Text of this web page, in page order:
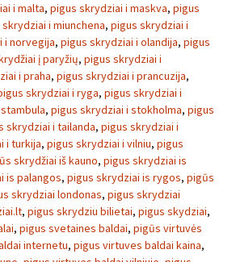
i malta, pigus skrydziai i maskva, pigus
i miunchena, pigus skrydziai i
i norvegija, pigus skrydziai i olandija, pigus
į paryžių, pigus skrydziai i
i praha, pigus skrydziai i prancuzija,
skrydziai i ryga, pigus skrydziai i
, pigus skrydziai i stokholma, pigus
skrydziai i tailanda, pigus skrydziai i
i turkija, pigus skrydziai i vilniu, pigus
skrydžiai iš kauno, pigus skrydziai is
is palangos, pigus skrydziai is rygos, pigūs
skrydziai londonas, pigus skrydziai
, pigus skrydziu bilietai, pigus skydziai,
, pigus svetaines baldai, pigūs virtuvės
internetu, pigus virtuves baldai kaina,